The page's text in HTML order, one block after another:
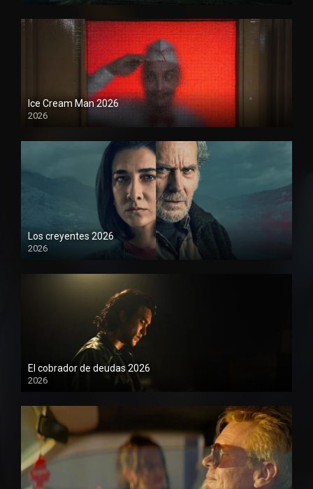
Ice Cream Man 2026
2026
Los creyentes 2026
2026
1080P
El cobrador de deudas 2026
2026
1080P